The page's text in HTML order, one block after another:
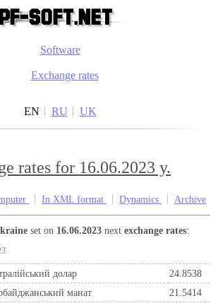
Software
Exchange rates
EN RU UK
rates for 16.06.2023 y.
In XML format Dynamics Archive
set on 16.06.2023 nextexchange rates:
долар
24.8538
манат
21.5414